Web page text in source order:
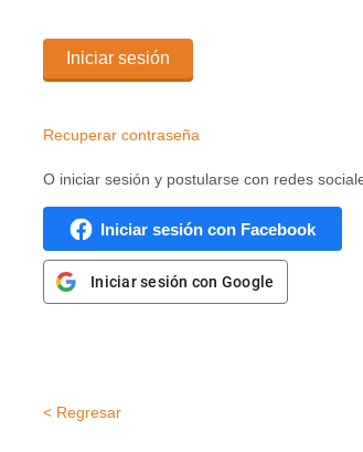
Iniciar sesión
Recuperar contraseña
O iniciar sesión y postularse con redes
Iniciar sesión con Facebook
Iniciar sesión con Google
< Regresar